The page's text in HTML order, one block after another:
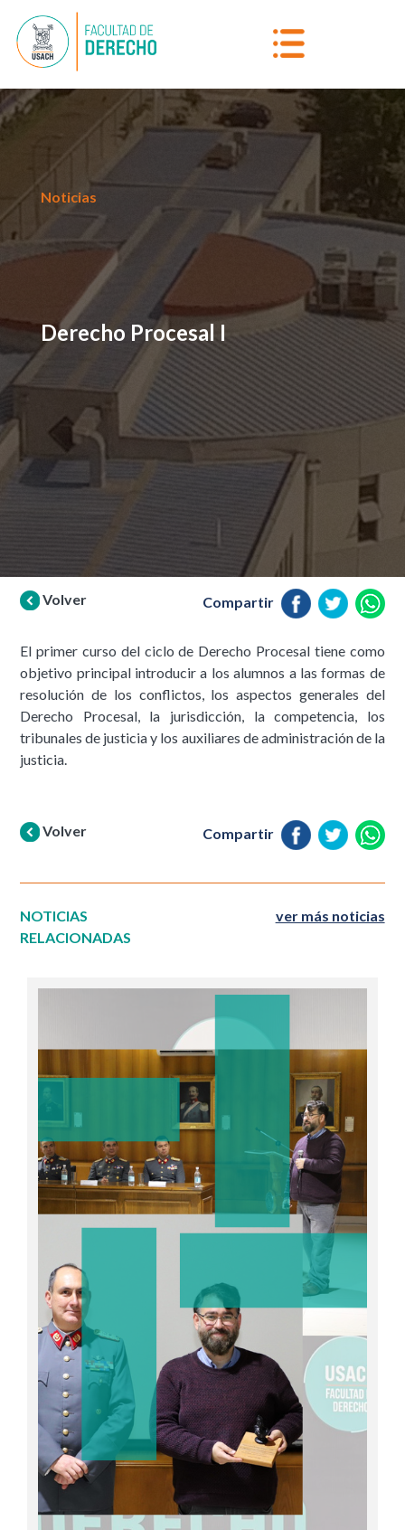
Noticias
Derecho Procesal I
Volver Compartir
El primer curso del ciclo de Derecho Procesal tiene como
objetivo principal introducir a los alumnos a las formas de
resolución de los conflictos, los aspectos generales del
Derecho Procesal, la jurisdicción, la competencia, los
tribunales de justicia y los auxiliares de administración de la
justicia.
Volver Compartir
NOTICIAS
RELACIONADAS
ver más noticias